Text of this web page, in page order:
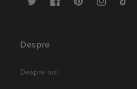
Twitter FacebookPinterestInstagramTikTok
Despre
Despre noi